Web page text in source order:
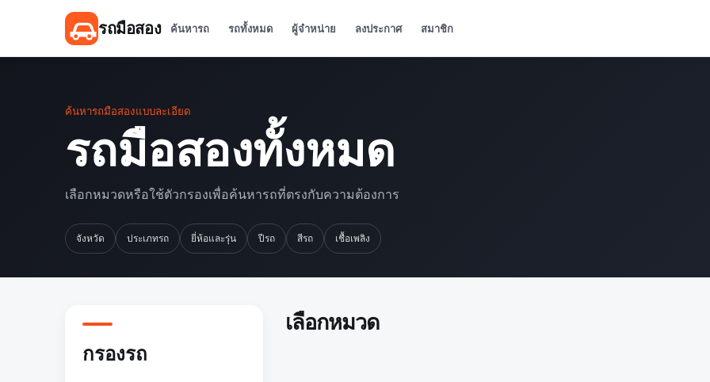
รถมือสอง ค้นหารถ รถทั้งหมด ผู้จำหน่าย ลงประกาศ สมาชิก
ค้นหารถมือสองแบบละเอียด
รถมือสองทั้งหมด
เลือกหมวดหรือใช้ตัวกรองเพื่อค้นหารถที่ตรงกับความต้องการ
จังหวัด ประเภทรถ ยี่ห้อและรุ่น ปีรถ สีรถ เชื้อเพลิง
กรองรถ
เลือกหมวด